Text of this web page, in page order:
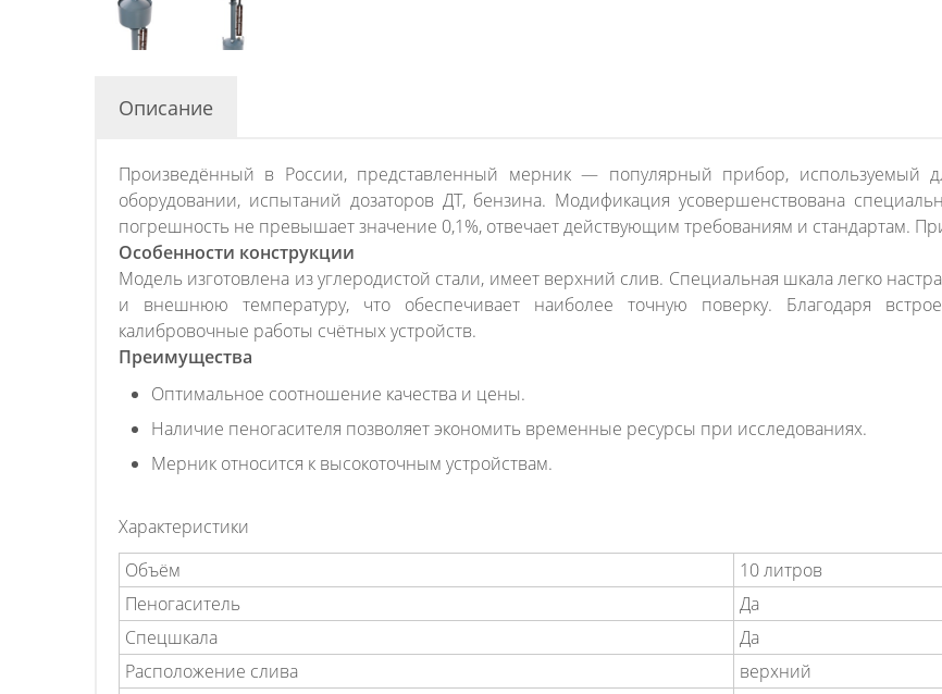
Описание
Произведённый в России, представленный мерник — популярный прибор, используемый
оборудовании, испытаний дозаторов ДТ, бензина. Модификация усовершенствована
погрешность не превышает значение 0,1%, отвечает действующим требованиям и стандартам.
Особенности конструкции
Модель изготовлена из углеродистой стали, имеет верхний слив. Специальная шкала легко
и внешнюю температуру, что обеспечивает наиболее точную поверку. Благодаря
калибровочные работы счётных устройств.
Преимущества
Оптимальное соотношение качества и цены.
Наличие пеногасителя позволяет экономить временные ресурсы при исследованиях.
Мерник относится к высокоточным устройствам.
Характеристики
Объём
10 литров
Пеногаситель
Да
Спецшкала
Да
Расположение слива
верхний